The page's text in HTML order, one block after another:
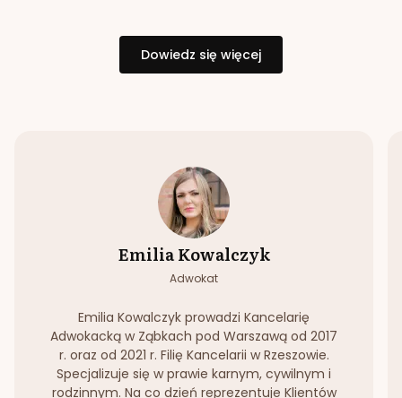
Dowiedz się więcej
Emilia Kowalczyk
Adwokat
Emilia Kowalczyk prowadzi Kancelarię
Adwokacką w Ząbkach pod Warszawą od 2017
r. oraz od 2021 r. Filię Kancelarii w Rzeszowie.
Specjalizuje się w prawie karnym, cywilnym i
rodzinnym. Na co dzień reprezentuje Klientów